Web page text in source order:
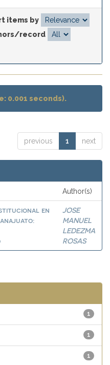
items by
record
0.001 seconds).
previous 1 next
Author(s)
en
JOSE
MANUEL
LEDEZMA
ROSAS
1
1
1